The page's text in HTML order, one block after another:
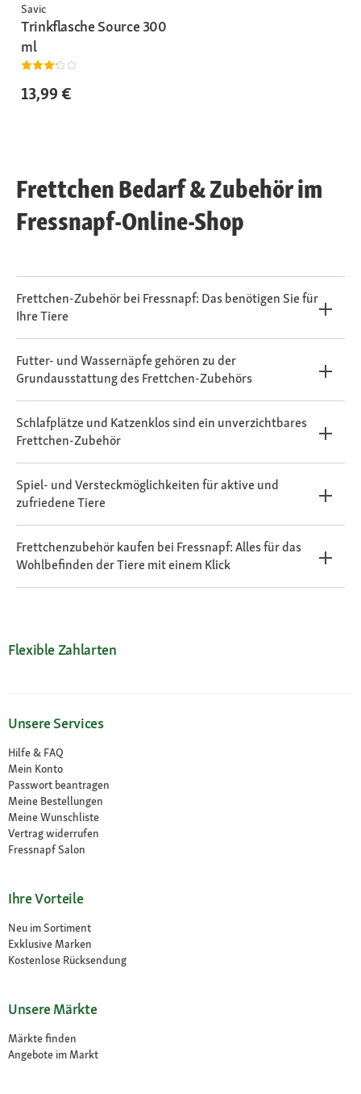
Savic
Trinkflasche Source 300
ml
13,99 €
Frettchen Bedarf & Zubehör im
Fressnapf-Online-Shop
Frettchen-Zubehör bei Fressnapf: Das benötigen Sie für
Ihre Tiere
Futter- und Wassernäpfe gehören zu der
Grundausstattung des Frettchen-Zubehörs
Schlafplätze und Katzenklos sind ein unverzichtbares
Frettchen-Zubehör
Spiel- und Versteckmöglichkeiten für aktive und
zufriedene Tiere
Frettchenzubehör kaufen bei Fressnapf: Alles für das
Wohlbefinden der Tiere mit einem Klick
Flexible Zahlarten
Unsere Services
Hilfe & FAQ
Mein Konto
Passwort beantragen
Meine Bestellungen
Meine Wunschliste
Vertrag widerrufen
Fressnapf Salon
Ihre Vorteile
Neu im Sortiment
Exklusive Marken
Kostenlose Rücksendung
Unsere Märkte
Märkte finden
Angebote im Markt